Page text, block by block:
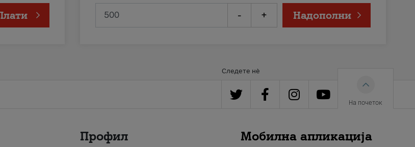
- + Надополни
Следете нè
На почеток
Профил Мобилна апликација